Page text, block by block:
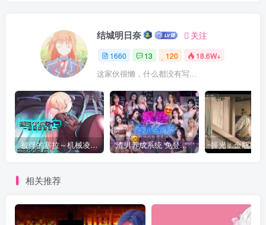
结城明日奈 关注
1660 13 120 18.6W+
这家伙很懒，什么都没有写...
被俘的塞拉～机械凌辱记录～ 渣男养成系统 免登录 麻豆
相关推荐